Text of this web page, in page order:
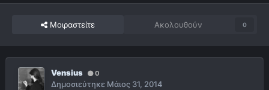
Μοιραστείτε Ακολουθούν 0
Vensius 0
Δημοσιεύτηκε Μάιος 31, 2014